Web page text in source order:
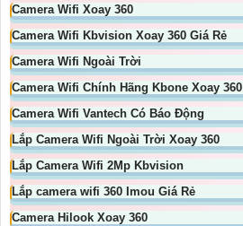
Camera Wifi Xoay 360
Camera Wifi Kbvision Xoay 360 Giá Rẻ
Camera Wifi Ngoài Trời
Camera Wifi Chính Hãng Kbone Xoay 360
Camera Wifi Vantech Có Báo Động
Lắp Camera Wifi Ngoài Trời Xoay 360
Lắp Camera Wifi 2Mp Kbvision
Lắp camera wifi 360 Imou Giá Rẻ
Camera Hilook Xoay 360